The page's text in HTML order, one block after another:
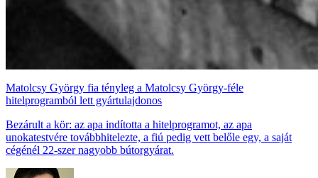
Matolcsy György fia tényleg a Matolcsy György-féle
hitelprogramból lett gyártulajdonos
Bezárult a kör: az apa indította a hitelprogramot, az apa
unokatestvére továbbhitelezte, a fiú pedig vett belőle egy, a saját
cégénél 22-szer nagyobb bútorgyárat.